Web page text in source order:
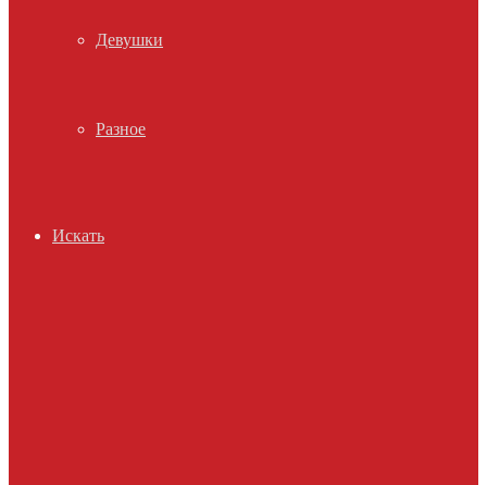
Девушки
Разное
Искать